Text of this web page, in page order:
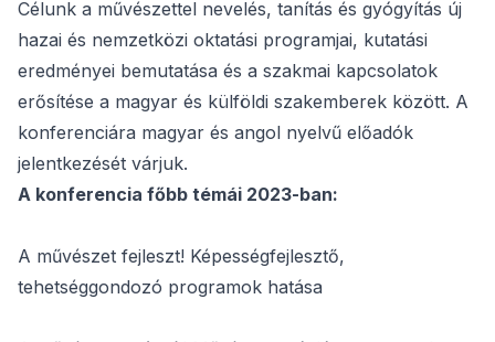
Célunk a művészettel nevelés, tanítás és gyógyítás új
hazai és nemzetközi oktatási programjai, kutatási
eredményei bemutatása és a szakmai kapcsolatok
erősítése a magyar és külföldi szakemberek között. A
konferenciára magyar és angol nyelvű előadók
jelentkezését várjuk.
A konferencia főbb témái 2023-ban:
A művészet fejleszt! Képességfejlesztő,
tehetséggondozó programok hatása